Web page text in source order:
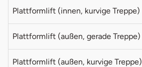
Plattformlift (innen, kurvige Treppe)
Plattformlift (außen, gerade Treppe)
Plattformlift (außen, kurvige Treppe)